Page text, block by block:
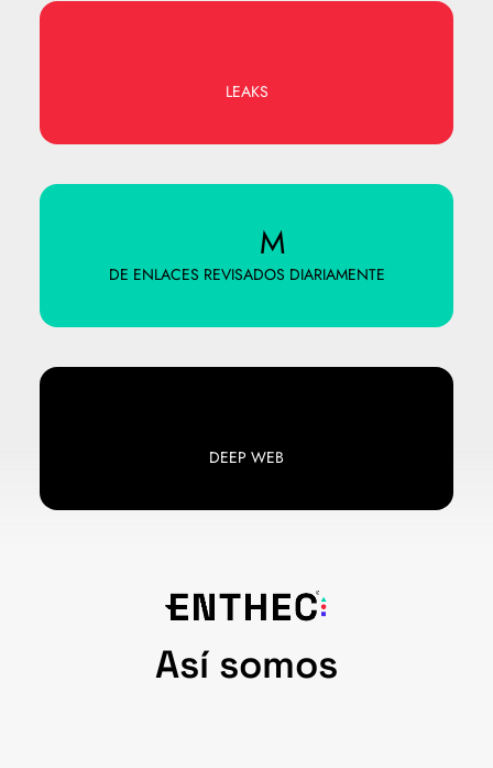
LEAKS
M
DE ENLACES REVISADOS DIARIAMENTE
DEEP WEB
Así somos